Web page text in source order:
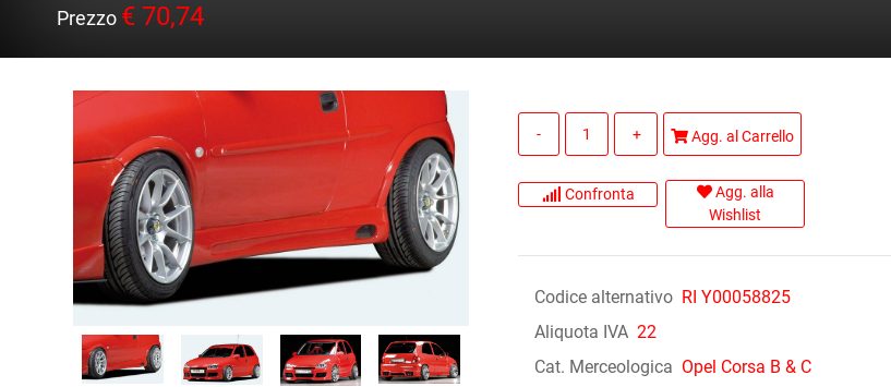
Prezzo € 70,74
Quantità
Agg. al Carrello
Confronta
Agg. alla
Wishlist
Codice alternativo RI Y00058825
Aliquota IVA 22
Cat. Merceologica Opel Corsa B & C